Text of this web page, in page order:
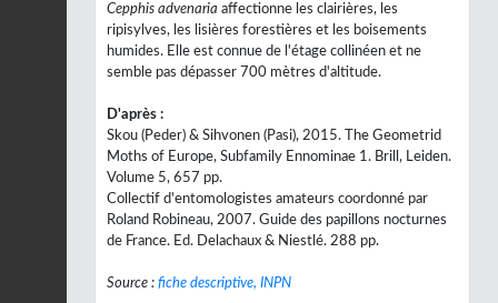
Cepphis advenaria affectionne les clairières, les
ripisylves, les lisières forestières et les boisements
humides. Elle est connue de l'étage collinéen et ne
semble pas dépasser 700 mètres d'altitude.
D'après :
Skou (Peder) & Sihvonen (Pasi), 2015. The Geometrid
Moths of Europe, Subfamily Ennominae 1. Brill, Leiden.
Volume 5, 657 pp.
Collectif d'entomologistes amateurs coordonné par
Roland Robineau, 2007. Guide des papillons nocturnes
de France. Ed. Delachaux & Niestlé. 288 pp.
Source : fiche descriptive, INPN